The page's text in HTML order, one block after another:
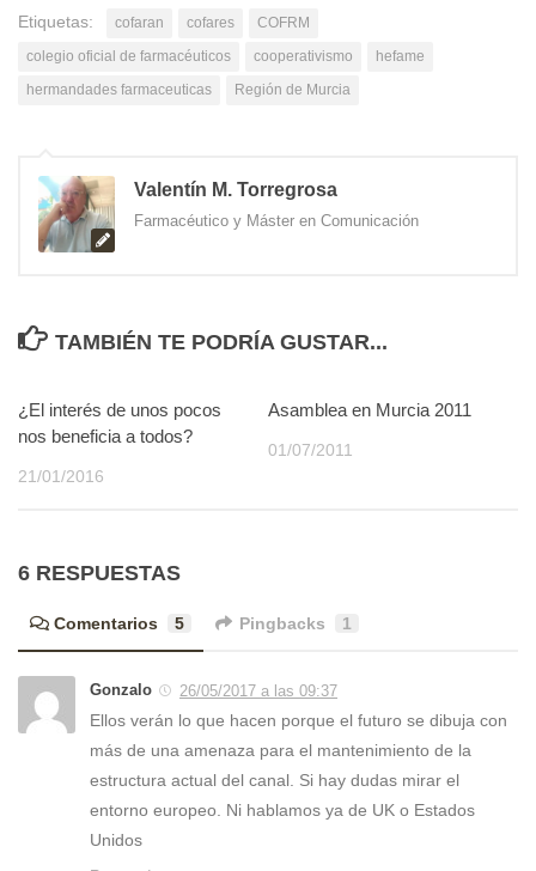
Etiquetas: cofaran cofares
COFRM
colegio oficial de farmacéuticos
cooperativismo
hefame
hermandades farmaceuticas
Región de Murcia
Valentín M. Torregrosa
Farmacéutico y Máster en Comunicación
TAMBIÉN TE PODRÍA GUSTAR...
¿El interés de unos pocos
nos beneficia a todos?
21/01/2016
Asamblea en Murcia 2011
01/07/2011
6 RESPUESTAS
Comentarios 5 Pingbacks 1
Gonzalo 26/05/2017 a las 09:37
Ellos verán lo que hacen porque el futuro se dibuja con
más de una amenaza para el mantenimiento de la
estructura actual del canal. Si hay dudas mirar el
entorno europeo. Ni hablamos ya de UK o Estados
Unidos